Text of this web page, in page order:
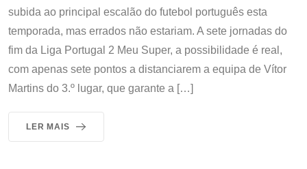
subida ao principal escalão do futebol português esta
temporada, mas errados não estariam. A sete jornadas do
fim da Liga Portugal 2 Meu Super, a possibilidade é real,
com apenas sete pontos a distanciarem a equipa de Vítor
Martins do 3.º lugar, que garante a […]
LER MAIS